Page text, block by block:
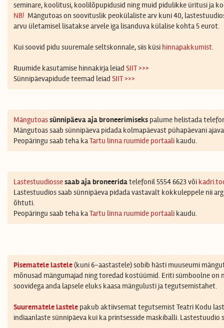
seminare, koolitusi, koolilõpupidusid ning muid pidulikke üritusi ja
NB! Mängutoas on soovituslik peokülaliste arv kuni 40,
arvu ületamisel lisatakse arvele iga lisanduva külalise kohta 5 eurot.
Kui soovid pidu suuremale seltskonnale, siis küsi hinnapakkumist.
Ruumide kasutamise hinnakirja leiad SIIT >>>
Sünnipäevapidude teemad leiad SIIT >>>
Mängutoassünnipäevaaja broneerimiseks palume helistada
Mängutoas saab sünnipäeva pidada kolmapäevast pühapäevani
Peopäringu saab teha kaTartu linna ruumide portaali kaudu.
Lastestuudiossesaab aja broneeridatelefonil 5554 6623 või
Lastestuudios saab sünnipäeva pidada vastavalt kokkuleppele nii
õhtuti.
Peopäringu saab teha kaTartu linna ruumide portaali kaudu.
Pisematele lastele(kuni 6-aastastele) sobib hästi muuseumi
mõnusad mängumajad ning toredad kostüümid. Eriti sümboolne on
soovidega anda lapsele eluks kaasa mängulusti ja tegutsemistahet.
Suurematele lastele pakub aktiivsemat tegutsemist Teatri Kodu
indiaanlaste sünnipäeva kui ka printsesside maskiballi.